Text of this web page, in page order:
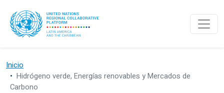
Inicio
Hidrógeno verde, Energías renovables y Mercados de
Carbono